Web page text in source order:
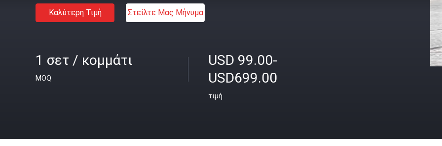
Καλύτερη Τιμή Στείλτε Μας Μήνυμα
1 σετ / κομμάτι
MOQ
USD 99.00-
USD699.00
τιμή